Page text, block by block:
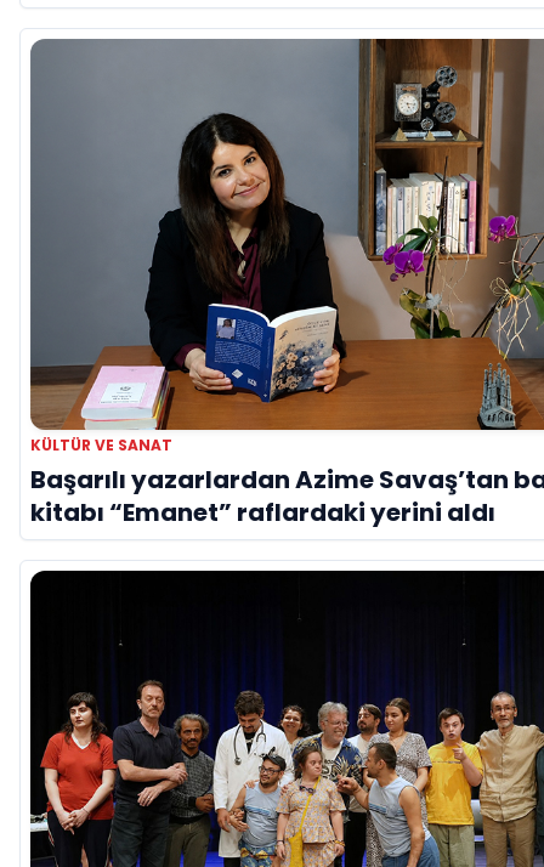
KÜLTÜR VE SANAT
Başarılı yazarlardan Azime Savaş’tan
kitabı “Emanet” raflardaki yerini aldı